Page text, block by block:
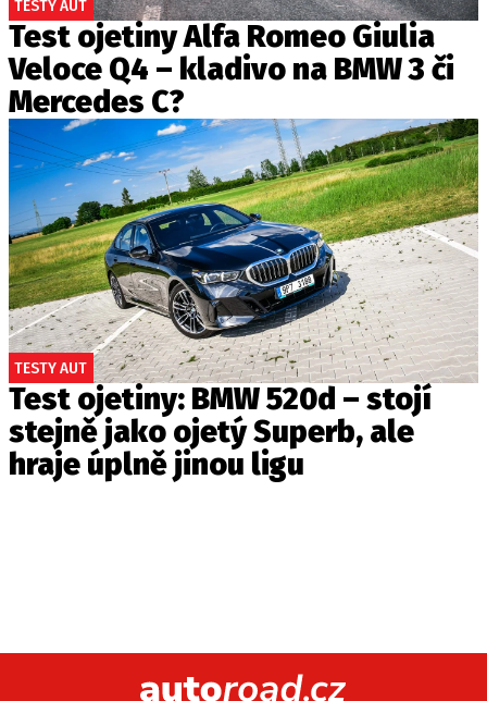
TESTY AUT
Test ojetiny Alfa Romeo Giulia
Veloce Q4 – kladivo na BMW 3 či
Mercedes C?
TESTY AUT
Test ojetiny: BMW 520d – stojí
stejně jako ojetý Superb, ale
hraje úplně jinou ligu